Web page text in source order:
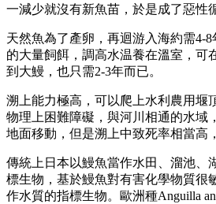
一減少就沒有新魚苗，於是成了惡性
天然魚為了產卵，再迴游入海約需4-
的大量飼餌，調高水温養在溫室，可
到大鰻，也只需2-3年而已。
溯上能力極高，可以爬上水利農用堰
物理上困難障礙，與河川相通的水域
地面移動，但是溯上中致死率相當高
傳統上日本以鰻魚當作水田、溜池、
標生物，基於鰻魚對有害化學物質很
作水質的指標生物。歐洲種Anguilla